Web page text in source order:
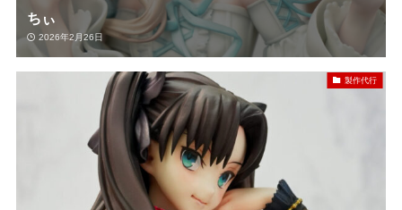
ちぃ
2026年2月26日
製作代行